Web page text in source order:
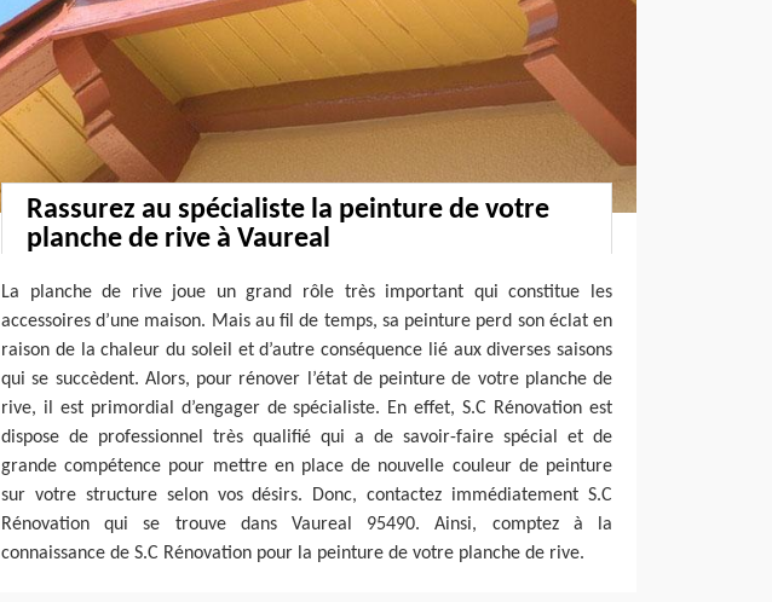
Rassurez au spécialiste la peinture de votre
planche de rive à Vaureal
La planche de rive joue un grand rôle très important qui constitue les
accessoires d’une maison. Mais au fil de temps, sa peinture perd son éclat en
raison de la chaleur du soleil et d’autre conséquence lié aux diverses saisons
qui se succèdent. Alors, pour rénover l’état de peinture de votre planche de
rive, il est primordial d’engager de spécialiste. En effet, S.C Rénovation est
dispose de professionnel très qualifié qui a de savoir-faire spécial et de
grande compétence pour mettre en place de nouvelle couleur de peinture
sur votre structure selon vos désirs. Donc, contactez immédiatement S.C
Rénovation qui se trouve dans Vaureal 95490. Ainsi, comptez à la
connaissance de S.C Rénovation pour la peinture de votre planche de rive.